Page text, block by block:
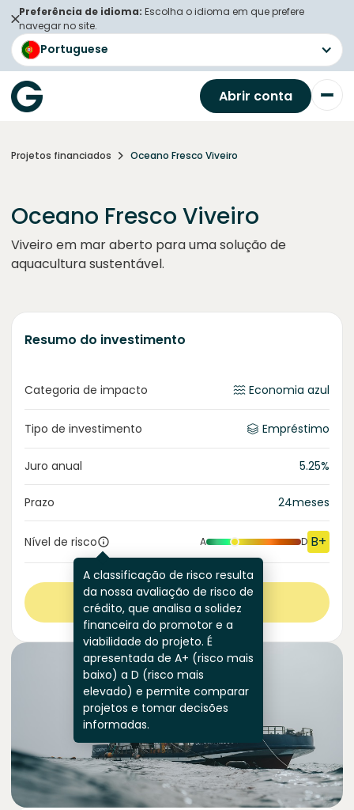
Preferência de idioma: Escolha o idioma em que prefere
navegar no site.
Portuguese
Abrir conta
Projetos financiados Oceano Fresco Viveiro
Oceano Fresco Viveiro
Viveiro em mar aberto para uma solução de
aquacultura sustentável.
Resumo do investimento
Categoria de impacto Economia azul
Tipo de investimento Empréstimo
Juro anual 5.25%
Prazo 24meses
Nível de risco
A classificação de risco resulta
da nossa avaliação de risco de
crédito, que analisa a solidez
financeira do promotor e a
viabilidade do projeto. É
apresentada de A+ (risco mais
baixo) a D (risco mais
elevado) e permite comparar
projetos e tomar decisões
informadas.
A D B+
Ver mais